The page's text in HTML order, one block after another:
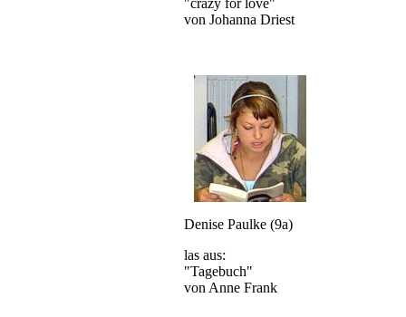
von Johanna Driest
Denise Paulke (9a)
las aus:
"Tagebuch"
von Anne Frank